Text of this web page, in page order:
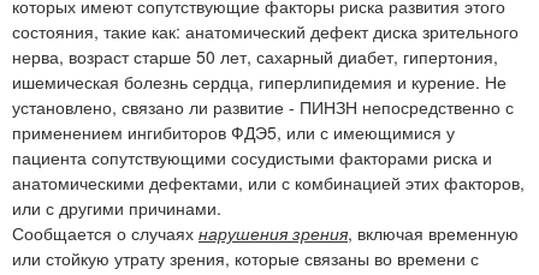
которых имеют сопутствующие факторы риска развития этого
состояния, такие как: анатомический дефект диска зрительного
нерва, возраст старше 50 лет, сахарный диабет, гипертония,
ишемическая болезнь сердца, гиперлипидемия и курение. Не
установлено, связано ли развитие - ПИНЗН непосредственно с
применением ингибиторов ФДЭ5, или с имеющимися у
пациента сопутствующими сосудистыми факторами риска и
анатомическими дефектами, или с комбинацией этих факторов,
или с другими причинами.
Сообщается о случаях нарушения зрения, включая временную
или стойкую утрату зрения, которые связаны во времени с